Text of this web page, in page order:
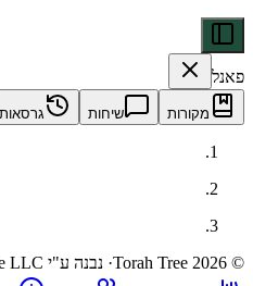
פאנל
מקורות שיחות גרסאות
©
2026 · נבנה ע"י Turn Byte LLC